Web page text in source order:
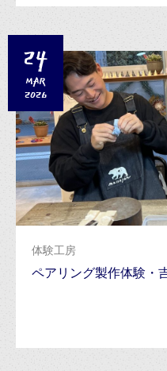
24
MAR
2026
体験工房
ペアリング製作体験・